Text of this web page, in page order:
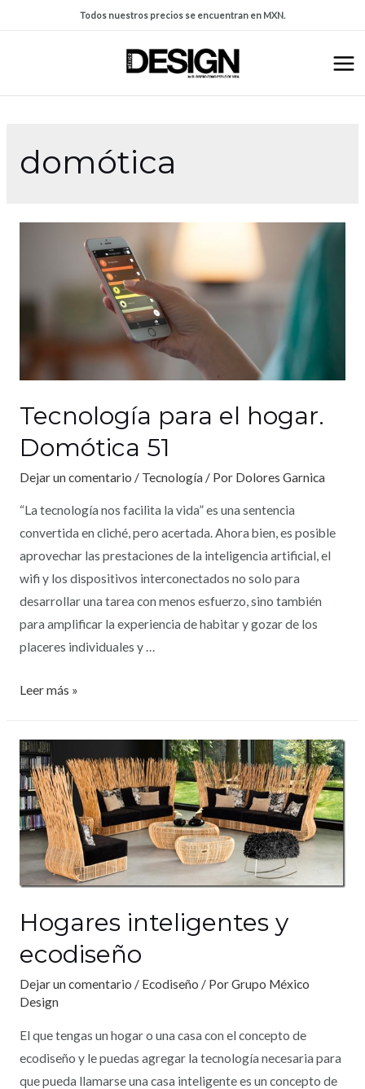
Todos nuestros precios se encuentran en MXN.
domótica
Tecnología para el hogar.
Domótica 51
Dejar un comentario / Tecnología / Por Dolores Garnica
“La tecnología nos facilita la vida” es una sentencia
convertida en cliché, pero acertada. Ahora bien, es posible
aprovechar las prestaciones de la inteligencia artificial, el
wifi y los dispositivos interconectados no solo para
desarrollar una tarea con menos esfuerzo, sino también
para amplificar la experiencia de habitar y gozar de los
placeres individuales y …
Leer más »
Hogares inteligentes y
ecodiseño
Dejar un comentario / Ecodiseño / PorGrupo México
Design
El que tengas un hogar o una casa con el concepto de
ecodiseño y le puedas agregar la tecnología necesaria para
que pueda llamarse una casa inteligente es un concepto de